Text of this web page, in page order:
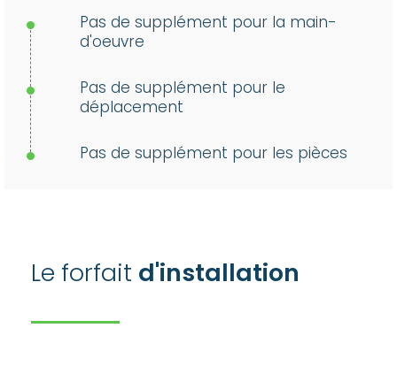
Pas de supplément pour la main-
d'oeuvre
Pas de supplément pour le
déplacement
Pas de supplément pour les pièces
Le forfait d'installation